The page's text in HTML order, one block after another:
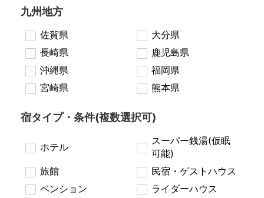
九州地方
佐賀県
大分県
長崎県
鹿児島県
沖縄県
福岡県
宮崎県
熊本県
宿タイプ・条件(複数選択可)
ホテル
スーパー銭湯(仮眠
可能)
旅館
民宿・ゲストハウス
ペンション
ライダーハウス